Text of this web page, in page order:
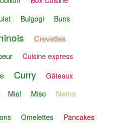
Bulgogi
Buns
Crevettes
Cuisine express
Curry
Gâteaux
Miel Miso Nems
Omelettes Pancakes